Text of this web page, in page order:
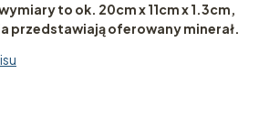
to ok. 20cm x 11cm x 1.3cm,
przedstawiają oferowany minerał.